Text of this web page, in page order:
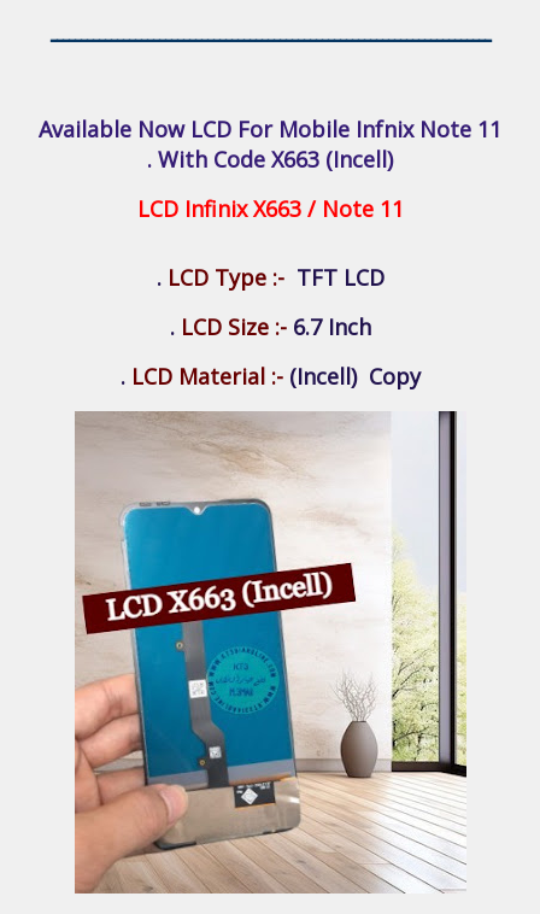
ـــــــــــــــــــــــــــــــــــــــــــــــــــــــــــــــــــــــــ
Available Now LCD For Mobile Infnix Note 11
With Code X663 (Incell) .
LCD Infinix X663 / Note 11
LCD Type :- TFT LCD .
LCD Size :-6.7 Inch .
LCD Material :-(Incell) Copy .